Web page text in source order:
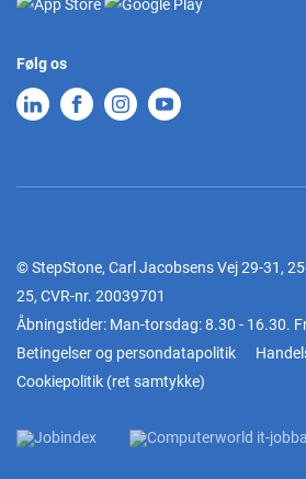
Følg os
© StepStone, Carl Jacobsens Vej 29-31,
25, CVR-nr. 20039701
Åbningstider: Man-torsdag: 8.30 - 16.30.
Betingelser og persondatapolitik
Cookiepolitik (ret samtykke)